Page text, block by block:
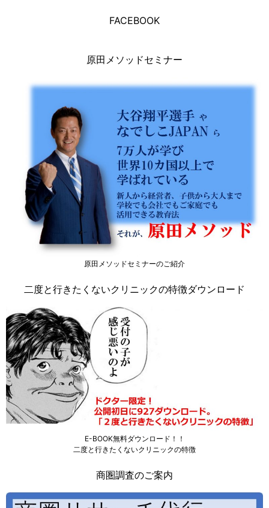
FACEBOOK
原田メソッドセミナー
原田メソッドセミナーのご紹介
二度と行きたくないクリニックの特徴ダウンロード
E-BOOK無料ダウンロード！！
二度と行きたくないクリニックの特徴
商圏調査のご案内